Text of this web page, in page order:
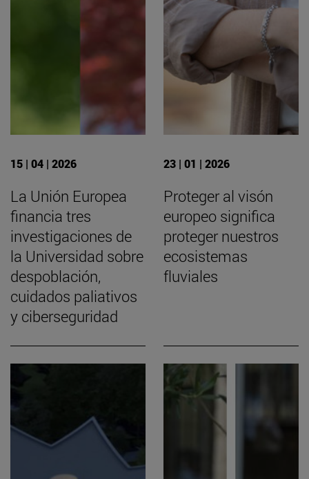
15 | 04 | 2026
La Unión Europea
financia tres
investigaciones de
la Universidad sobre
despoblación,
cuidados paliativos
y ciberseguridad
23 | 01 | 2026
Proteger al visón
europeo significa
proteger nuestros
ecosistemas
fluviales